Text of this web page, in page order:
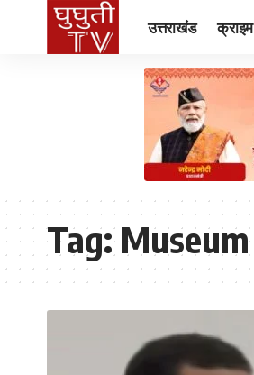
उत्तराखंड क्राइम
Tag:Museum